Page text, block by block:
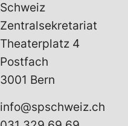
Schweiz
Zentralsekretariat
Theaterplatz 4
Postfach
3001 Bern
info@spschweiz.ch